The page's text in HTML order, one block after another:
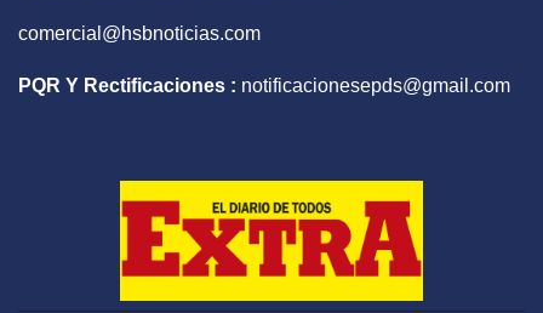
comercial@hsbnoticias.com
PQR Y Rectificaciones : notificacionesepds@gmail.com